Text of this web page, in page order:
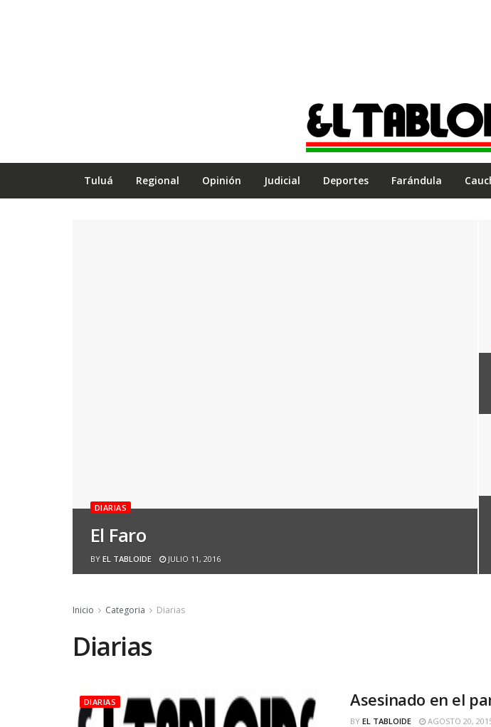
Tuluá Regional Opinión Judicial Deportes Farándula
DIARIAS
El Faro
BY EL TABLOIDE JULIO 11, 2016
Inicio Categoria Diarias
Diarias
DIARIAS Asesinado en el
BY EL TABLOIDE AGOSTO 20,